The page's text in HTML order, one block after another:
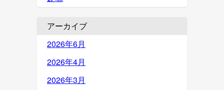
アーカイブ
2026年6月
2026年4月
2026年3月